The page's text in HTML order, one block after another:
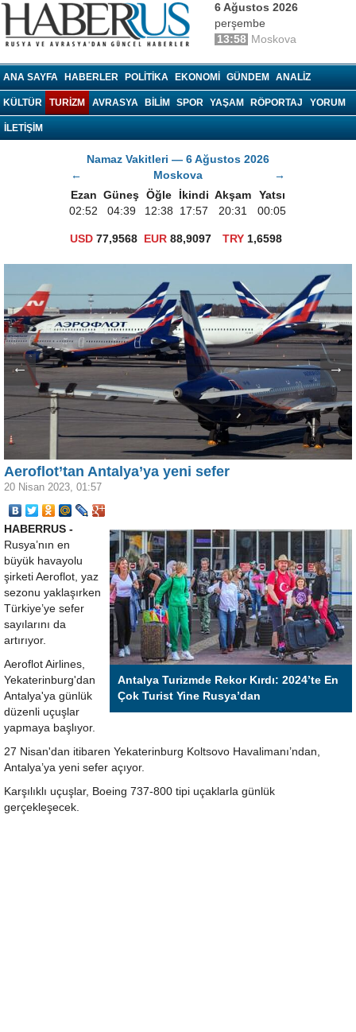
6 Ağustos 2026
perşembe
13:58 Moskova
ANA SAYFA HABERLER POLITIKA EKONOMI GÜNDEM ANALIZ
KÜLTÜR TURIZM AVRASYA BILIM SPOR YAŞAM RÖPORTAJ YORUM
İLETİŞİM
Namaz Vakitleri — 6 Ağustos 2026
←
Moskova
→
Ezan Güneş Öğle İkindi Akşam
Yatsı
02:52
04:39 12:38 17:57 20:31 00:05
USD 77,9568 EUR 88,9097 TRY1,6598
← →
Aeroflot’tan Antalya’ya yeni sefer
20 Nisan 2023, 01:57
Antalya Turizmde Rekor Kırdı: 2024’te En
Çok Turist Yine Rusya’dan
HABERRUS -
Rusya’nın en
büyük havayolu
şirketi Aeroflot, yaz
sezonu yaklaşırken
Türkiye’ye sefer
sayılarını da
artırıyor.
Aeroflot Airlines,
Yekaterinburg'dan
Antalya'ya günlük
düzenli uçuşlar
yapmaya başlıyor.
27 Nisan'dan itibaren Yekaterinburg Koltsovo Havalimanı’ndan,
Antalya’ya yeni sefer açıyor.
Karşılıklı uçuşlar, Boeing 737-800 tipi uçaklarla günlük
gerçekleşecek.